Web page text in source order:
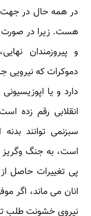
در همه حال در جهت
هست. زیرا در صورت
و پیروزمندان
دموکرات که نیرویی
دارد و یا
انقلابی رقم زده
سبزنمی توانند
است، به جنگ وگریز
پی تغییرات حاصل از
انان می ماند، اگر
نیروی خشونت طلب